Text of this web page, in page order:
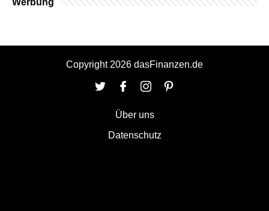
Copyright 2026 dasFinanzen.de
Über uns
Datenschutz